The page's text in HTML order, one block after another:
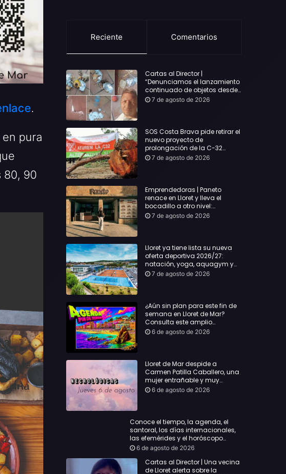
.
pura
80, 90
Reciente Comentarios
Cartas al Director |
“Denunciamos el lanzamiento
continuado de objetos desde
alojamientos turísticos a
7 de agosto de 2026
SOS Costa Brava pide retirar el
nuevo proyecto de
prolongación de la C-32
hasta Lloret y reclama la
7 de agosto de 2026
Emprendedoras | Paneto
renace en Lloret y lleva el
bocadillo a otro nivel:
producto km 0 y espíritu
7 de agosto de 2026
Lloret ya tiene lista su nueva
oferta deportiva 2026/27:
natación, yoga, aquagym y
decenas de actividades para
7 de agosto de 2026
¿Aún sin plan para este fin de
semana en Lloret de Mar?
Consulta este amplio
recopilatorio de planes:
6 de agosto de 2026
Lloret de Mar despide a
Carmen Patilla Caballero, una
mujer entrañable y muy
querida
6 de agosto de 2026
Conoce el tiempo, la agenda, el
santoral, los días internacionales,
las efemérides y el horóscopo…
6 de agosto de 2026
Cartas al Director | Una vecina
de Lloret alerta sobre la